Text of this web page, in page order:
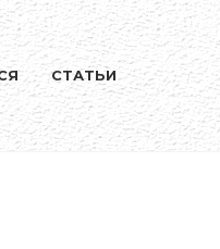
СТАТЬИ